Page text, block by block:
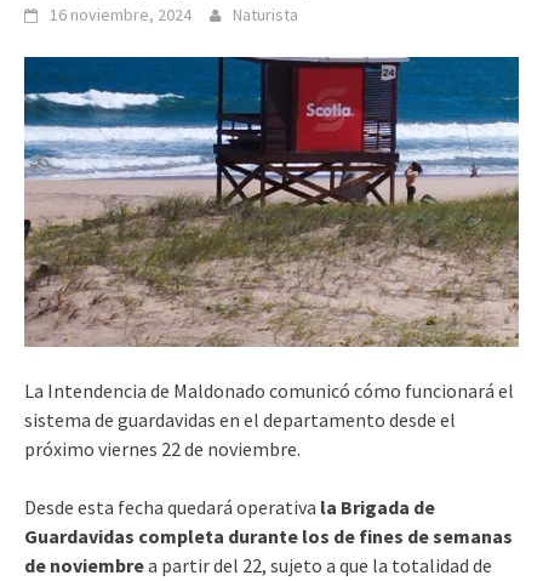
16 noviembre, 2024 Naturista
La Intendencia de Maldonado comunicó cómo funcionará el
sistema de guardavidas en el departamento desde el
próximo viernes 22 de noviembre.
Desde esta fecha quedará operativa la Brigada de
Guardavidas completa durante los de fines de semanas
de noviembrea partir del 22, sujeto a que la totalidad de